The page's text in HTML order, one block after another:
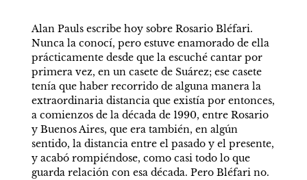
Alan Pauls escribe hoy sobre Rosario Bléfari.
Nunca la conocí, pero estuve enamorado de ella
prácticamente desde que la escuché cantar por
primera vez, en un casete de Suárez; ese casete
tenía que haber recorrido de alguna manera la
extraordinaria distancia que existía por entonces,
a comienzos de la década de 1990, entre Rosario
y Buenos Aires, que era también, en algún
sentido, la distancia entre el pasado y el presente,
y acabó rompiéndose, como casi todo lo que
guarda relación con esa década. Pero Bléfari no.